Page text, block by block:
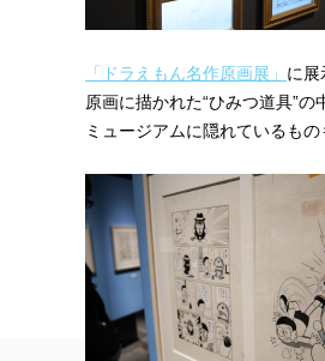
「ドラえもん名作原画展」 に展
原画に描かれた“ひみつ道具”の
ミュージアムに隠れているもの